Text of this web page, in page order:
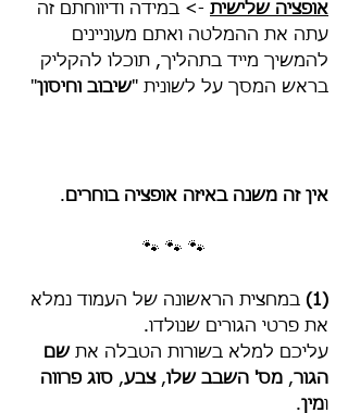
אופציה שלישית -> במידה ודיווחתם זה
עתה את ההמלטה ואתם מעוניינים
להמשיך מייד בתהליך, תוכלו להקליק
בראש המסך על לשונית "שיבוב וחיסון"
אין זה משנה באיזה אופציה בוחרים .
🐾 🐾 🐾
(1)
במחצית הראשונה של העמוד נמלא
את פרטי הגורים שנולדו.
עליכם למלא בשורות הטבלה את שם
הגור, מס' השבב שלו, צבע, סוג פרווה
ומין.